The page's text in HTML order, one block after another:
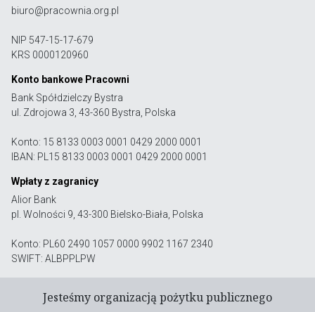
biuro@pracownia.org.pl
NIP 547-15-17-679
KRS 0000120960
Konto bankowe Pracowni
Bank Spółdzielczy Bystra
ul. Zdrojowa 3, 43-360 Bystra, Polska
Konto: 15 8133 0003 0001 0429 2000 0001
IBAN: PL15 8133 0003 0001 0429 2000 0001
Wpłaty z zagranicy
Alior Bank
pl. Wolności 9, 43-300 Bielsko-Biała, Polska
Konto: PL60 2490 1057 0000 9902 1167 2340
SWIFT: ALBPPLPW
Jesteśmy organizacją pożytku publicznego